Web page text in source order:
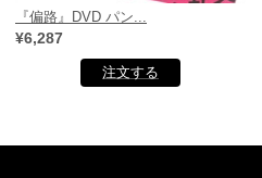
『偏路』DVD パン...
¥6,287